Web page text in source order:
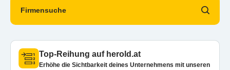
Firmensuche
Top-Reihung auf herold.at
Erhöhe die Sichtbarkeit deines Unternehmens mit unseren